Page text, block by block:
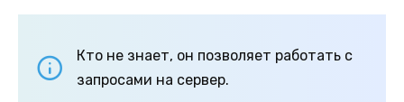
Кто не знает, он позволяет работать с
запросами на сервер.